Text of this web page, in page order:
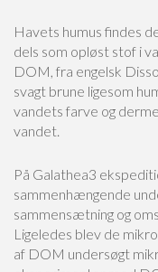
Havets humus findes
dels som opløst stof i
DOM, fra engelsk
svagt brune ligesom
vandets farve og
vandet.
På Galathea3
sammenhængende
sammensætning og
Ligeledes blev de
af DOM undersøgt